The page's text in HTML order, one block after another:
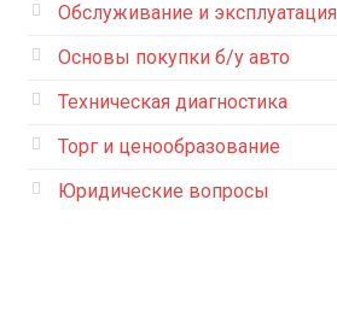
Обслуживание и эксплуатация
Основы покупки б/у авто
Техническая диагностика
Торг и ценообразование
Юридические вопросы